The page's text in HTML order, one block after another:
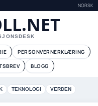
NORSK
PERSONVERNERKLÆRING
BLOGG
TEKNOLOGI VERDEN